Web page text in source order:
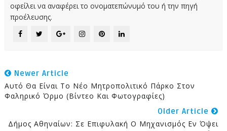
οφείλει να αναφέρει το ονοματεπώνυμό του ή την πηγή
προέλευσης.
Newer Article
Αυτό Θα Είναι Το Νέο Μητροπολιτικό Πάρκο Στον
Φαληρικό Όρμο (Βίντεο Και Φωτογραφίες)
Older Article
Δήμος Αθηναίων: Σε Επιφυλακή Ο Μηχανισμός Εν Όψει